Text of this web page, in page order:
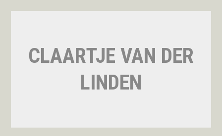
springenCLAARTJE VAN DER
LINDEN